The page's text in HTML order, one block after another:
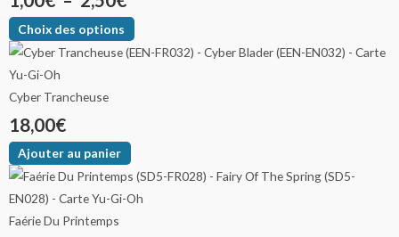
Choix des options
Cyber Trancheuse
18,00€
Ajouter au panier
Faérie Du Printemps